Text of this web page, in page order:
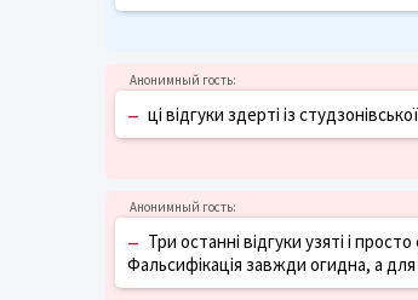
– ці відгуки здерті із
– Три останні відгуки узяті і
Фальсифікація завжди огидна, а